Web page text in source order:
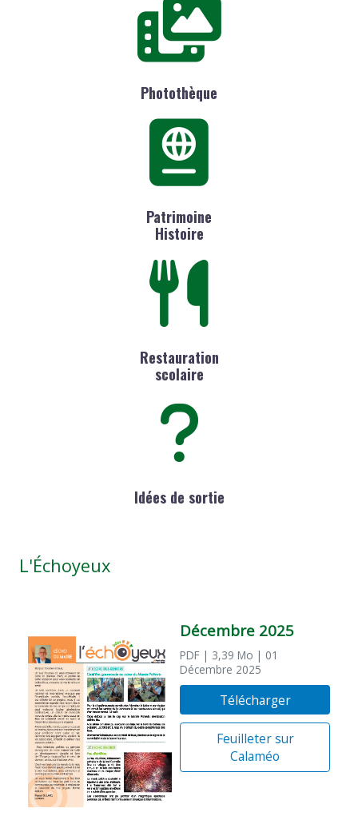
Photothèque
Patrimoine
Histoire
Restauration
scolaire
Idées de sortie
L'Échoyeux
Décembre 2025
PDF | 3,39 Mo | 01
Décembre 2025
Télécharger
Feuilleter sur
Calaméo